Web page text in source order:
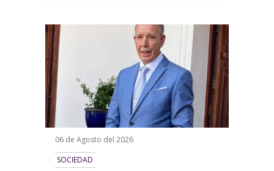
06 de Agosto del 2026
SOCIEDAD